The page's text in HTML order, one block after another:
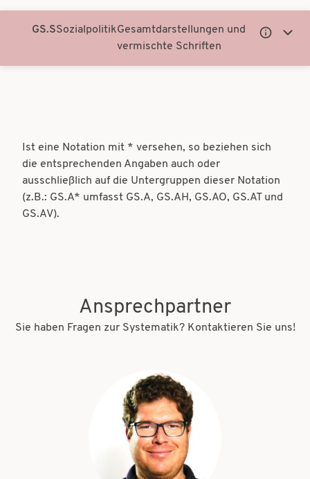
GS.SSozialpolitikGesamtdarstellungen und
vermischte Schriften
Ist eine Notation mit * versehen, so beziehen sich
die entsprechenden Angaben auch oder
ausschließlich auf die Untergruppen dieser Notation
(z.B.: GS.A* umfasst GS.A, GS.AH, GS.AO, GS.AT und
GS.AV).
Ansprechpartner
Sie haben Fragen zur Systematik? Kontaktieren Sie uns!